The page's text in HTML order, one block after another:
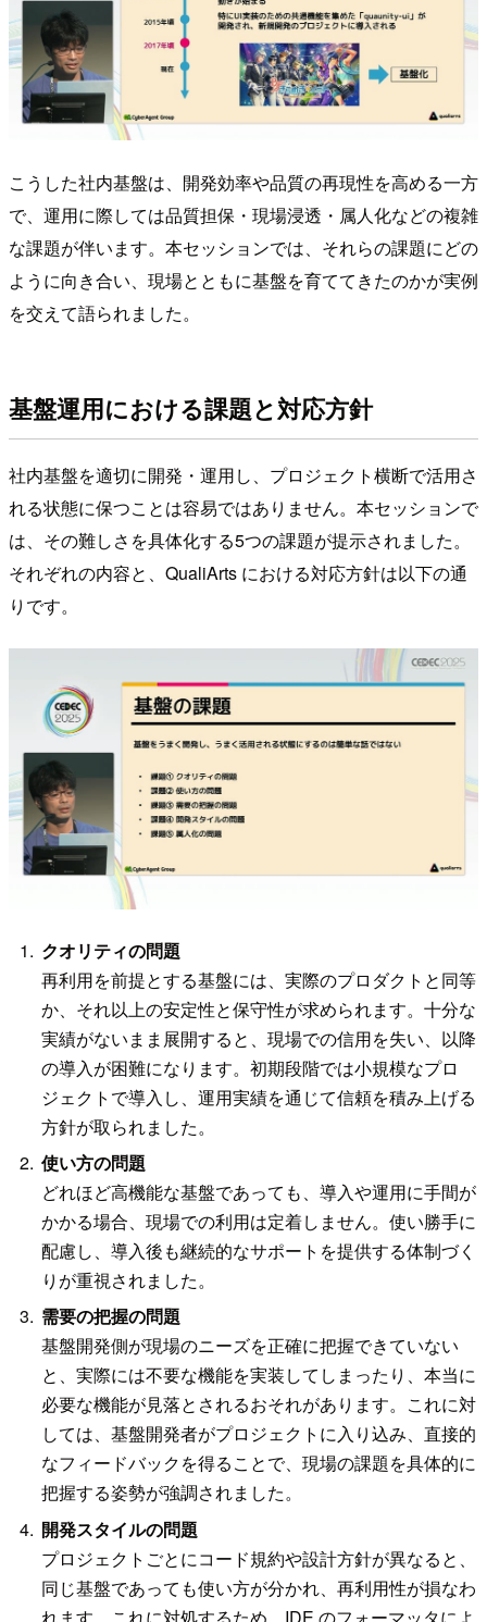
こうした社内基盤は、開発効率や品質の再現性を高める一方
で、運用に際しては品質担保・現場浸透・属人化などの複雑
な課題が伴います。本セッションでは、それらの課題にどの
ように向き合い、現場とともに基盤を育ててきたのかが実例
を交えて語られました。
基盤運用における課題と対応方針
社内基盤を適切に開発・運用し、プロジェクト横断で活用さ
れる状態に保つことは容易ではありません。本セッションで
は、その難しさを具体化する5つの課題が提示されました。
それぞれの内容と、QualiArts における対応方針は以下の通
りです。
クオリティの問題
再利用を前提とする基盤には、実際のプロダクトと同等
か、それ以上の安定性と保守性が求められます。十分な
実績がないまま展開すると、現場での信用を失い、以降
の導入が困難になります。初期段階では小規模なプロ
ジェクトで導入し、運用実績を通じて信頼を積み上げる
方針が取られました。
使い方の問題
どれほど高機能な基盤であっても、導入や運用に手間が
かかる場合、現場での利用は定着しません。使い勝手に
配慮し、導入後も継続的なサポートを提供する体制づく
りが重視されました。
需要の把握の問題
基盤開発側が現場のニーズを正確に把握できていない
と、実際には不要な機能を実装してしまったり、本当に
必要な機能が見落とされるおそれがあります。これに対
しては、基盤開発者がプロジェクトに入り込み、直接的
なフィードバックを得ることで、現場の課題を具体的に
把握する姿勢が強調されました。
開発スタイルの問題
プロジェクトごとにコード規約や設計方針が異なると、
同じ基盤であっても使い方が分かれ、再利用性が損なわ
れます。これに対処するため、IDE のフォーマッタによ